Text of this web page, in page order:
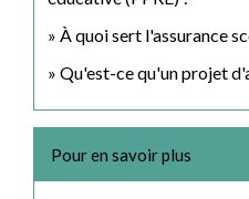
À quoi sert l'assurance
Qu'est-ce qu'un projet
Pour en savoir plus